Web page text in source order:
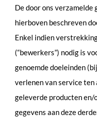
De door ons verzamelde
hierboven beschreven
Enkel indien
(“bewerkers”) nodig is
genoemde doeleinden
verlenen van service ten
geleverde producten
gegevens aan deze